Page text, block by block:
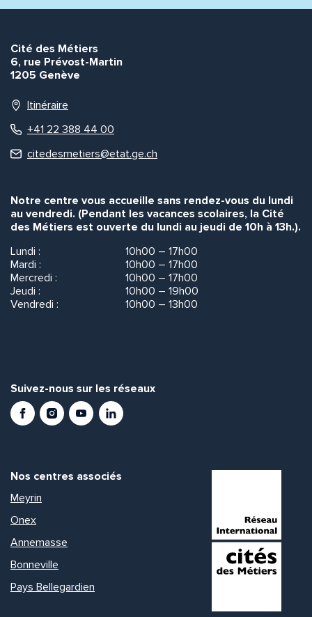
Cité des Métiers
6, rue Prévost-Martin
1205 Genève
Itinéraire
+41 22 388 44 00
citedesmetiers@etat.ge.ch
Notre centre vous accueille sans rendez-vous du lundi
au vendredi. (Pendant les vacances scolaires, la Cité
des Métiers est ouverte du lundi au jeudi de 10h à 13h.).
Lundi :
10h00 – 17h00
Mardi :
10h00 – 17h00
Mercredi :
10h00 – 17h00
Jeudi :
10h00 – 19h00
Vendredi :
10h00 – 13h00
Suivez-nous sur les réseaux
FacebookInstagramYoutubeLinkedIn
Nos centres associés
Meyrin
Onex
Annemasse
Bonneville
Pays Bellegardien